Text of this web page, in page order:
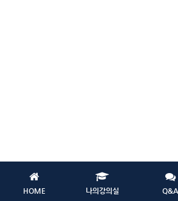
HOME 나의강의실 Q&A